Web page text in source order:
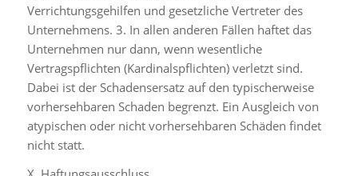
Verrichtungsgehilfen und gesetzliche Vertreter des
Unternehmens. 3. In allen anderen Fällen haftet das
Unternehmen nur dann, wenn wesentliche
Vertragspflichten (Kardinalspflichten) verletzt sind.
Dabei ist der Schadensersatz auf den typischerweise
vorhersehbaren Schaden begrenzt. Ein Ausgleich von
atypischen oder nicht vorhersehbaren Schäden findet
nicht statt.